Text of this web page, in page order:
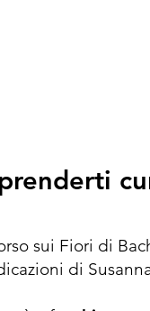
sui Fiori di
di